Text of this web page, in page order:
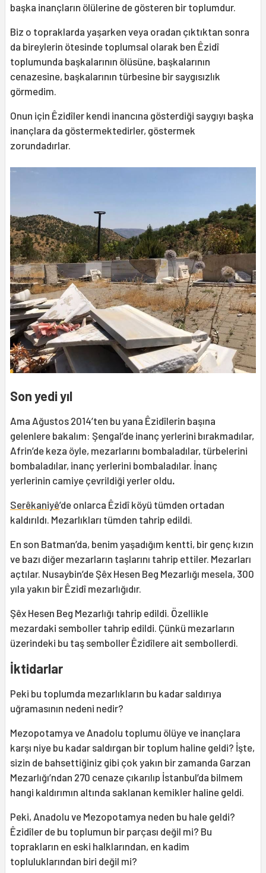
başka inançların ölülerine de gösteren bir toplumdur.
Biz o topraklarda yaşarken veya oradan çıktıktan sonra
da bireylerin ötesinde toplumsal olarak ben Êzidî
toplumunda başkalarının ölüsüne, başkalarının
cenazesine, başkalarının türbesine bir saygısızlık
görmedim.
Onun için Êzidîler kendi inancına gösterdiği saygıyı başka
inançlara da göstermektedirler, göstermek
zorundadırlar.
Son yedi yıl
Ama Ağustos 2014’ten bu yana Êzidîlerin başına
gelenlere bakalım: Şengal’de inanç yerlerini bırakmadılar,
Afrin’de keza öyle, mezarlarını bombaladılar, türbelerini
bombaladılar, inanç yerlerini bombaladılar. İnanç
yerlerinin camiye çevrildiği yerler oldu.
Serêkaniyê’de onlarca Êzidî köyü tümden ortadan
kaldırıldı. Mezarlıkları tümden tahrip edildi.
En son Batman’da, benim yaşadığım kentti, bir genç kızın
ve bazı diğer mezarların taşlarını tahrip ettiler. Mezarları
açtılar. Nusaybin’de Şêx Hesen Beg Mezarlığı mesela, 300
yıla yakın bir Êzidî mezarlığıdır.
Şêx Hesen Beg Mezarlığı tahrip edildi. Özellikle
mezardaki semboller tahrip edildi. Çünkü mezarların
üzerindeki bu taş semboller Êzidîlere ait sembollerdi.
İktidarlar
Peki bu toplumda mezarlıkların bu kadar saldırıya
uğramasının nedeni nedir?
Mezopotamya ve Anadolu toplumu ölüye ve inançlara
karşı niye bu kadar saldırgan bir toplum haline geldi? İşte,
sizin de bahsettiğiniz gibi çok yakın bir zamanda Garzan
Mezarlığı’ndan 270 cenaze çıkarılıp İstanbul’da bilmem
hangi kaldırımın altında saklanan kemikler haline geldi.
Peki, Anadolu ve Mezopotamya neden bu hale geldi?
Êzidîler de bu toplumun bir parçası değil mi? Bu
toprakların en eski halklarından, en kadim
topluluklarından biri değil mi?